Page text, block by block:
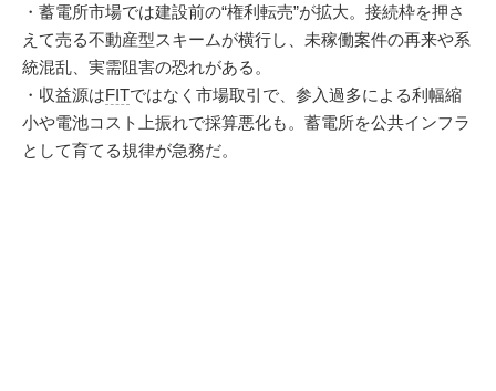
・蓄電所市場では建設前の“権利転売”が拡大。接続枠を押さ
えて売る不動産型スキームが横行し、未稼働案件の再来や系
統混乱、実需阻害の恐れがある。
・収益源はFITではなく市場取引で、参入過多による利幅縮
小や電池コスト上振れで採算悪化も。蓄電所を公共インフラ
として育てる規律が急務だ。